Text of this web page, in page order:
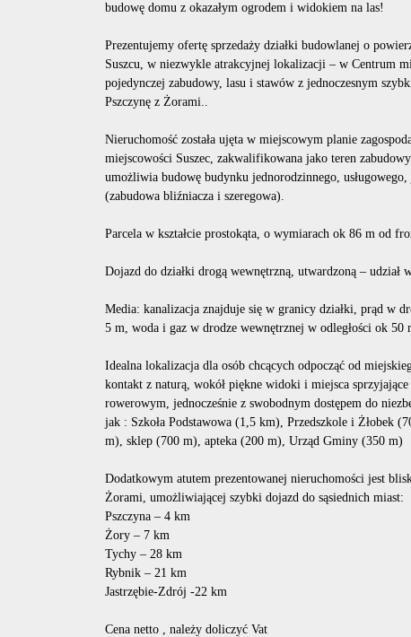
budowę domu z okazałym ogrodem i widokiem na las!
Prezentujemy ofertę sprzedaży działki budowlanej o
Suszcu, w niezwykle atrakcyjnej lokalizacji – w Centrum
pojedynczej zabudowy, lasu i stawów z jednoczesnym
Pszczynę z Żorami..
Nieruchomość została ujęta w miejscowym planie
miejscowości Suszec, zakwalifikowana jako teren
umożliwia budowę budynku jednorodzinnego,
(zabudowa bliźniacza i szeregowa).
Parcela w kształcie prostokąta, o wymiarach ok 86 m od
Dojazd do działki drogą wewnętrzną, utwardzoną – udział
Media: kanalizacja znajduje się w granicy działki, prąd w
5 m, woda i gaz w drodze wewnętrznej w odległości ok 50
Idealna lokalizacja dla osób chcących odpocząć od
kontakt z naturą, wokół piękne widoki i miejsca
rowerowym, jednocześnie z swobodnym dostępem do
jak : Szkoła Podstawowa (1,5 km), Przedszkole i Żłobek
m), sklep (700 m), apteka (200 m), Urząd Gminy (350 m)
Dodatkowym atutem prezentowanej nieruchomości jest
Żorami, umożliwiającej szybki dojazd do sąsiednich miast:
Pszczyna – 4 km
Żory – 7 km
Tychy – 28 km
Rybnik – 21 km
Jastrzębie-Zdrój -22 km
Cena netto , należy doliczyć Vat